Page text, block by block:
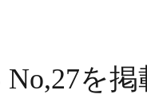
No,27を